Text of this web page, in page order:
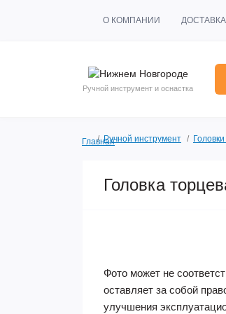
О КОМПАНИИ ДОСТАВКА
Ручной инструмент и оснастка
ГлавнаяРучной инструмент
Головка
Фото может не
оставляет за собой
улучшения